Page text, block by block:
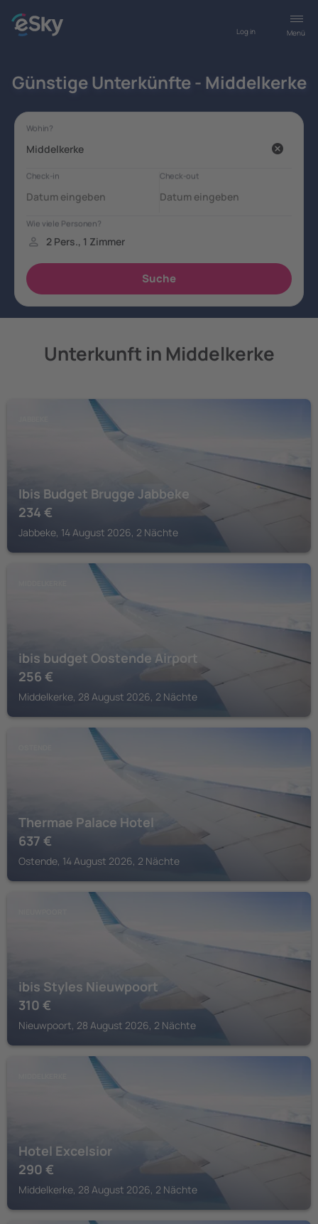
Menü
Log in
Günstige Unterkünfte - Middelkerke
Unterkunft in Middelkerke
Ibis Budget Brugge Jabbeke
234 €
Jabbeke, 14 August 2026, 2 Nächte
ibis budget Oostende Airport
256 €
Middelkerke, 28 August 2026, 2 Nächte
Thermae Palace Hotel
637 €
Ostende, 14 August 2026, 2 Nächte
ibis Styles Nieuwpoort
310 €
Nieuwpoort, 28 August 2026, 2 Nächte
Hotel Excelsior
290 €
Middelkerke, 28 August 2026, 2 Nächte